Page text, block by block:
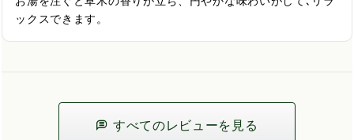
ックスできます。
すべてのレビューを見る